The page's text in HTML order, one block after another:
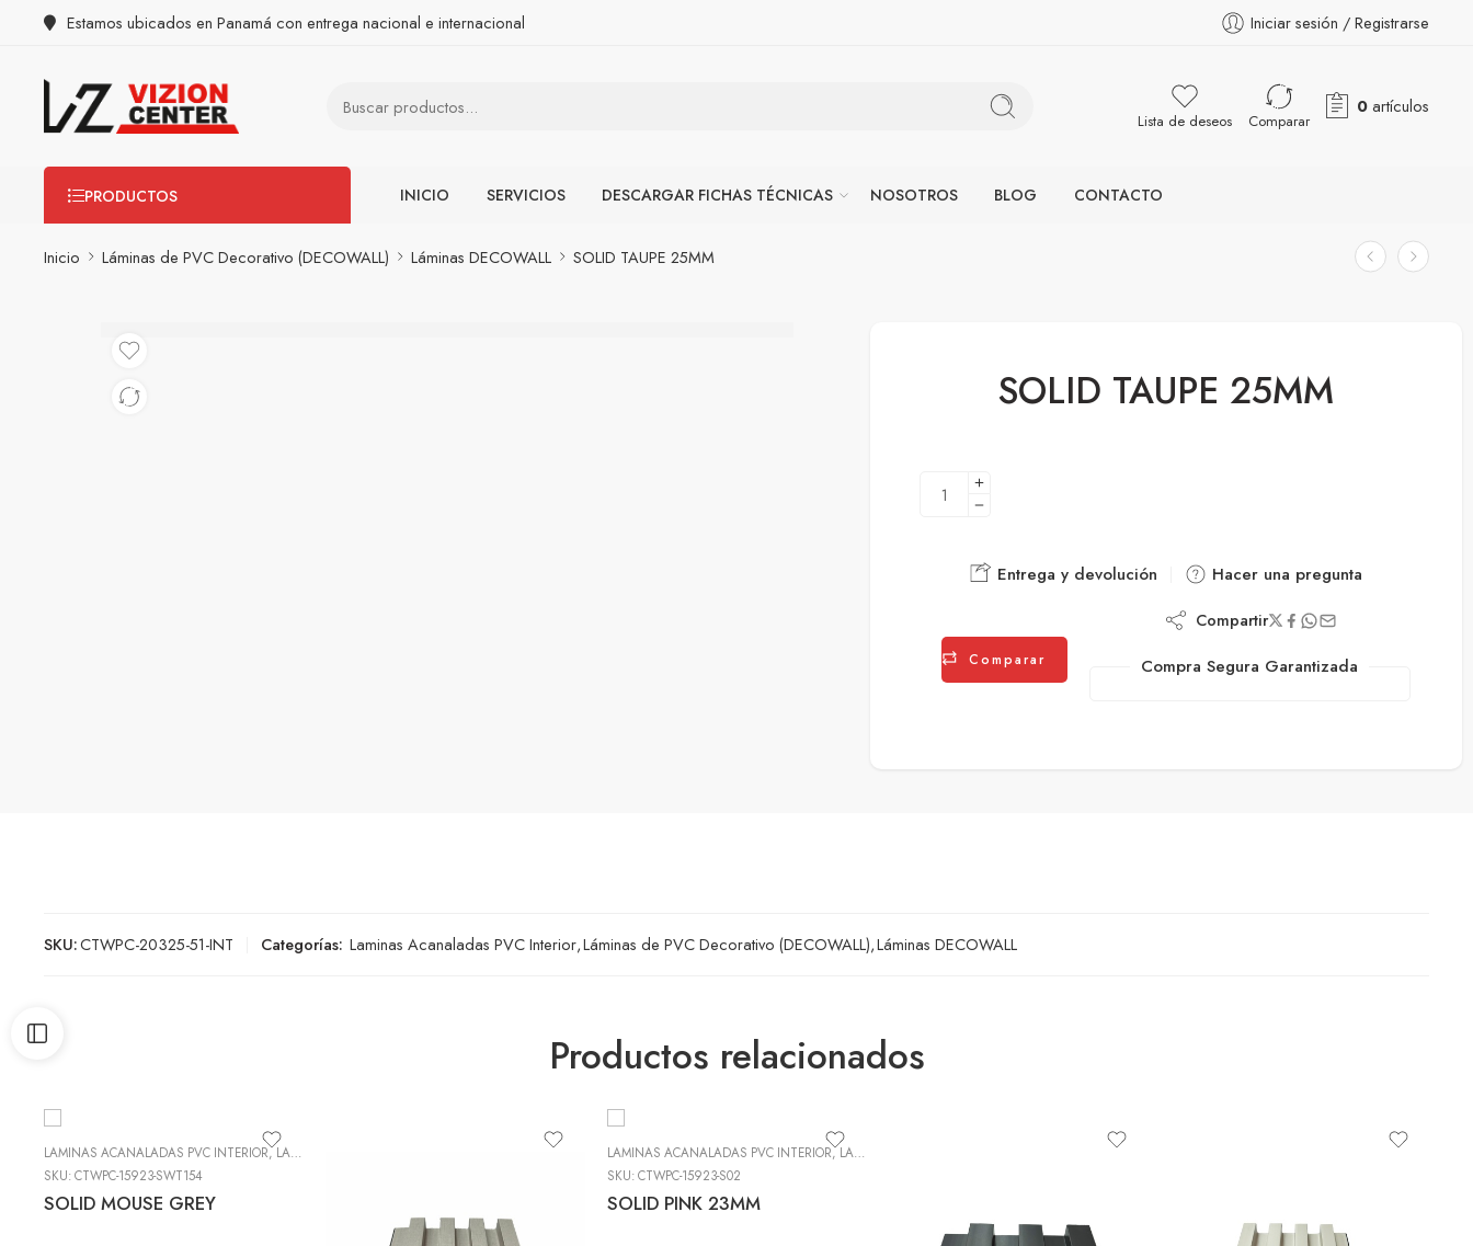
Estamos ubicados en Panamá con entrega nacional e internacional Iniciar sesión / Registrarse
Lista de deseos Comparar
0artículos
PRODUCTOS INICIO SERVICIOS DESCARGAR FICHAS TÉCNICAS NOSOTROS BLOG CONTACTO
Inicio Láminas de PVC Decorativo (DECOWALL) Láminas DECOWALL SOLID TAUPE 25MM
SOLID TAUPE 25MM
Entrega y devolución Hacer una pregunta
Comparar
Compartir
Compra Segura Garantizada
SKU:CTWPC-20325-51-INT Categorías: Laminas Acanaladas PVC Interior,Láminas de PVC Decorativo (DECOWALL),Láminas DECOWALL
Productos relacionados
LAMINAS ACANALADAS PVC INTERIOR, LÁMINAS DE PVC DECORATIVO (DECOWALL)
LÁMINAS DECOWALL
SKU:CTWPC-15923-SWT154
SOLID MOUSE GREY
LAMINAS ACANALADAS PVC INTERIOR, LÁMINAS DE PVC DECORATIVO (DECOWALL)
LÁMINAS DECOWALL
SKU:CTWPC-15923-S02
SOLID PINK 23MM